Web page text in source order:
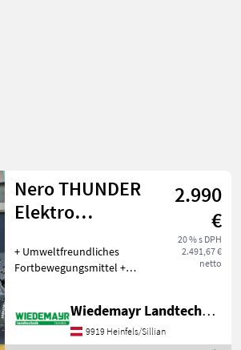
Nero THUNDER
Elektro
2.990
€
20 % s DPH
2.491,67 €
netto
+ Umweltfreundliches
Fortbewegungsmittel +
Transport usw. + Kein
Führerschein und keine
Wiedemayr Landtechnik GmbH
9919 Heinfels/Sillian